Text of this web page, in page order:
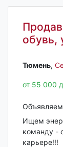
обувь,
Тюмень‎,
от 55 000
Ищем
команду -
карьере!!!